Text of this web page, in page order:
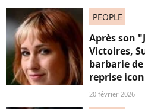
PEOPLE
Après son
Victoires,
barbarie
reprise
20 février 2026